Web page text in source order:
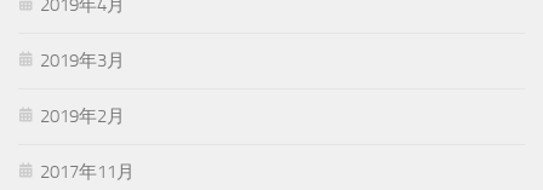
2019年3月
2019年2月
2017年11月